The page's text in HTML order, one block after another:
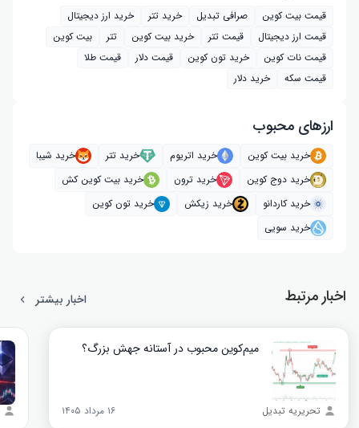
قیمت بیت کوین صرافی تبدیل خرید تتر
خرید ارز دیجیتال
قیمت ارز دیجیتال
قیمت تتر خرید بیت‌ کوین تتر
بیت کوین
قیمت نات کوین
خرید تون کوین قیمت دلار
قیمت طلا
قیمت سکه
خرید دلار
ارز‌های محبوب
خرید بیت کوین خرید اتریوم خرید تتر
خرید شیبا
خرید دوج کوین
خرید ترون
خرید بیت کوین کش
خرید کاردانو
خرید زیکش
خرید تون کوین
خرید سویی
اخبار مرتبط اخبار بیشتر
میم‌کوین محبوب در آستانه جهش بزرگ؟
تحریریه تبدیل ۱۶ مرداد ۱۴۰۵